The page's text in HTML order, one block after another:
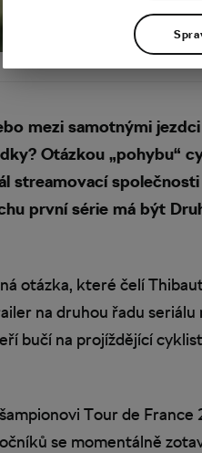
mezi samotnými
Otázkou „pohybu“
streamovací
první série má být
otázka, které čelí
na druhou řadu
bučí na projíždějící
Tour de
se momentálně